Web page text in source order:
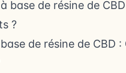
de résine de CBD :